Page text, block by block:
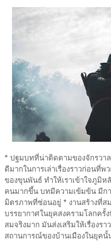
* ปฐมบทที่น่าติดตามของจักรวา
ดีมากในการเล่าเรื่องราวก่อนที่
ของขุนพันธ์ ทำให้เราเข้าใจภูมิห
คนมากขึ้น บทมีความเข้มข้น มีก
มิตรภาพที่ซ่อนอยู่ * งานสร้างที่ส
บรรยากาศในยุคสงครามโลกครั้
สมจริงมาก มันส่งเสริมให้เรื่องร
สถานการณ์ของบ้านเมืองในยุคนั้